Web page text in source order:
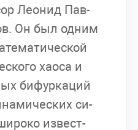
Лео­нид Пав­
Он был од­ним
ха­о­са и
би­фур­ка­ций
си­
из­вест­